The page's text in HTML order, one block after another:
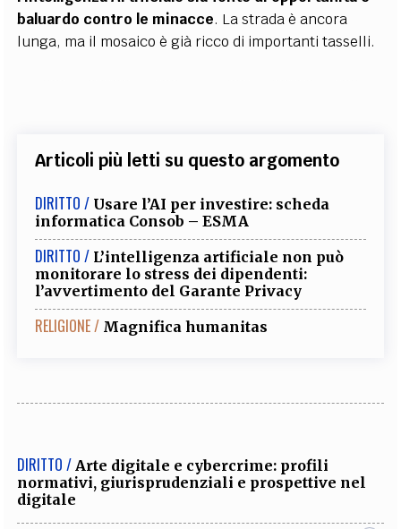
baluardo contro le minacce. La strada è ancora
lunga, ma il mosaico è già ricco di importanti tasselli.
Articoli più letti su questo argomento
DIRITTO / Usare l’AI per investire: scheda
informatica Consob – ESMA
DIRITTO / L’intelligenza artificiale non può
monitorare lo stress dei dipendenti:
l’avvertimento del Garante Privacy
RELIGIONE / Magnifica humanitas
DIRITTO / Arte digitale e cybercrime: profili
normativi, giurisprudenziali e prospettive nel
digitale